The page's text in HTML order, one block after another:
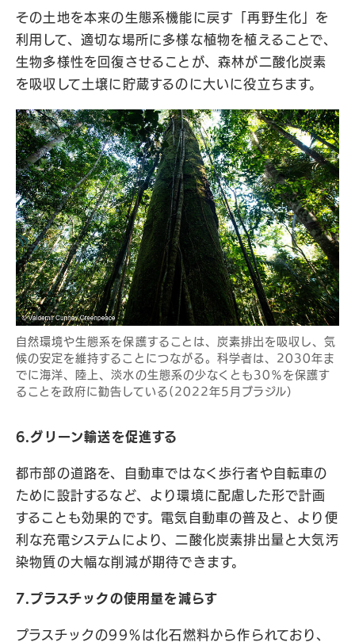
その土地を本来の生態系機能に戻す「再野生化」を
利用して、適切な場所に多様な植物を植えることで、
生物多様性を回復させることが、森林が二酸化炭素
を吸収して土壌に貯蔵するのに大いに役立ちます。
自然環境や生態系を保護することは、炭素排出を吸収し、気
候の安定を維持することにつながる。科学者は、2030年ま
でに海洋、陸上、淡水の生態系の少なくとも30％を保護す
ることを政府に勧告している(2022年5月ブラジル）
6.グリーン輸送を促進する
都市部の道路を、自動車ではなく歩行者や自転車の
ために設計するなど、より環境に配慮した形で計画
することも効果的です。電気自動車の普及と、より便
利な充電システムにより、二酸化炭素排出量と大気汚
染物質の大幅な削減が期待できます。
7.プラスチックの使用量を減らす
プラスチックの99％は化石燃料から作られており、